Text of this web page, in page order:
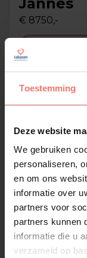
Toestemming
Deze website
We gebruiken
personaliseren,
en om ons
informatie over
partners voor
partners kunnen
informatie die u
verzameld op
€ 8750,-